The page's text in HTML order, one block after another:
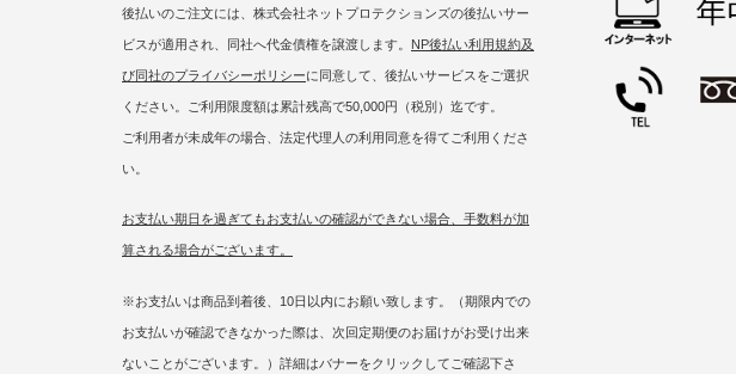
後払いのご注文には、株式会社ネットプロテクションズの後払いサー
ビスが適用され、同社へ代金債権を譲渡します。 NP後払い利用規約及
び同社のプライバシーポリシーに同意して、後払いサービスをご選択
ください。ご利用限度額は累計残高で50,000円（税別）迄です。
ご利用者が未成年の場合、法定代理人の利用同意を得てご利用くださ
い。
お支払い期日を過ぎてもお支払いの確認ができない場合、手数料が加
算される場合がございます。
※お支払いは商品到着後、10日以内にお願い致します。（期限内での
お支払いが確認できなかった際は、次回定期便のお届けがお受け出来
ないことがございます。）詳細はバナーをクリックしてご確認下さ